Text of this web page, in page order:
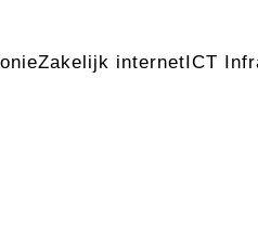
Zakelijk internetICT